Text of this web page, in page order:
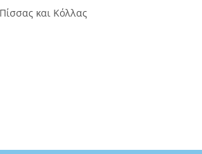
και Κόλλας